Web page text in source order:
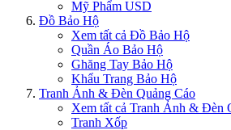
Mỹ Phẩm USD
Đồ Bảo Hộ
Xem tất cả Đồ Bảo Hộ
Quần Áo Bảo Hộ
Ghăng Tay Bảo Hộ
Khẩu Trang Bảo Hộ
Tranh Ảnh & Đèn Quảng Cáo
Xem tất cả Tranh Ảnh & Đèn
Tranh Xốp